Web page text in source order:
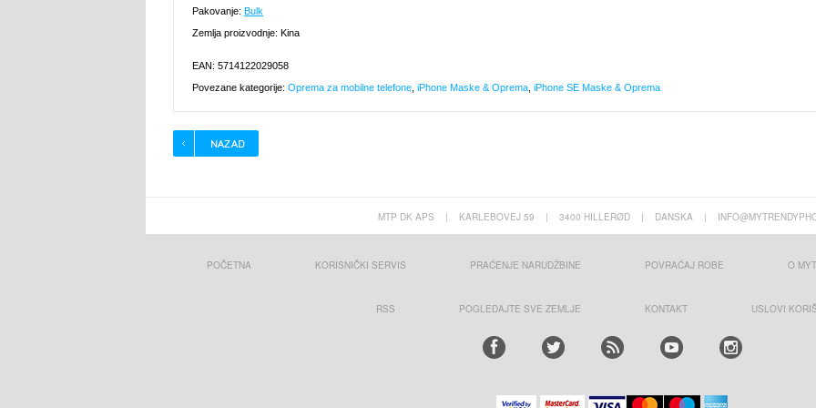
Pakovanje: Bulk
Zemlja proizvodnje: Kina
EAN: 5714122029058
Povezane kategorije: Oprema za mobilne telefone iPhone Maske & Oprema iPhone SE Maske & Oprema
MTP DK APS | KARLEBOVEJ 59 | 3400 HILLERØD | DANSKA |
POČETNA KORISNIČKI SERVIS PRAĆENJE NARUDŽBINE POVRAĆAJ ROBE O
RSS POGLEDAJTE SVE ZEMLJE KONTAKT USLOVI